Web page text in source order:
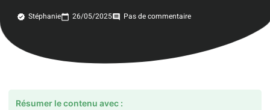
Stéphanie 26/05/2025 Pas de commentaire
Résumer le contenu avec :